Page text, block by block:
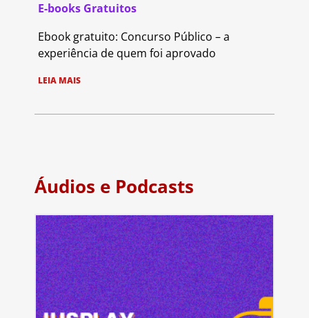
E-books Gratuitos
Ebook gratuito: Concurso Público – a
experiência de quem foi aprovado
LEIA MAIS
Áudios e Podcasts